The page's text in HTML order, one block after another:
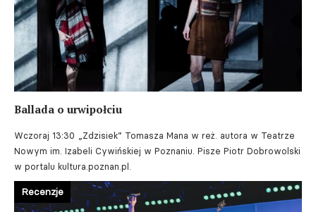
Ballada o urwipołciu
Wczoraj 13:30 „Zdzisiek” Tomasza Mana w reż. autora w Teatrze
Nowym im. Izabeli Cywińskiej w Poznaniu. Pisze Piotr Dobrowolski
w portalu kultura.poznan.pl.
Recenzje